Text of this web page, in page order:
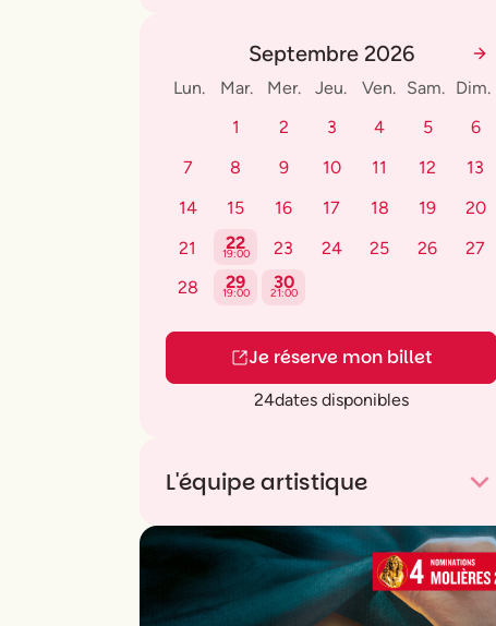
Septembre 2026
Lun. Mar. Mer. Jeu. Ven. Sam. Dim.
1
2 3 4 5
6
7
8 9 10 11 12
13
14
15 16 17 18 19
20
21
22
19:00 23 24 25 26
27
28
29
19:00
30
21:00
Je réserve mon billet
24dates disponibles
L'équipe artistique
De et avecAdel Fugazi
Production Mic Drop Production